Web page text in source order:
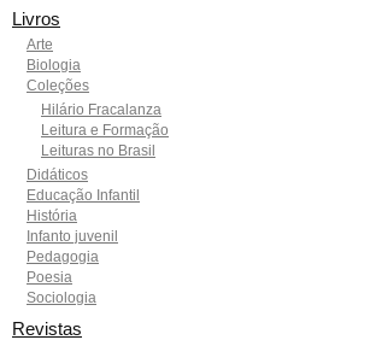
Livros
Arte
Biologia
Coleções
Hilário Fracalanza
Leitura e Formação
Leituras no Brasil
Didáticos
Educação Infantil
História
Infanto juvenil
Pedagogia
Poesia
Sociologia
Revistas